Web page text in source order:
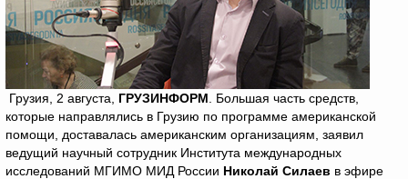
Грузия, 2 августа, ГРУЗИНФОРМ . Большая часть средств,
которые направлялись в Грузию по программе американской
помощи, доставалась американским организациям, заявил
ведущий научный сотрудник Института международных
исследований МГИМО МИД России Николай Силаев в эфире